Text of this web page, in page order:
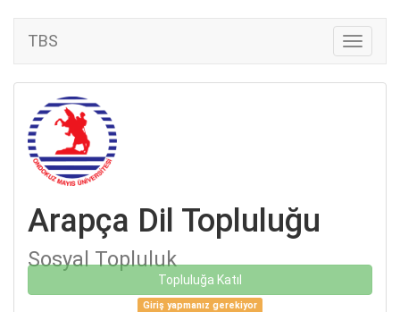
TBS
Arapça Dil Topluluğu
Sosyal Topluluk
Topluluğa Katıl
Giriş yapmanız gerekiyor